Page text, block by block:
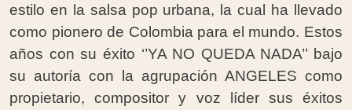
estilo en la salsa pop urbana, la cual ha llevado
como pionero de Colombia para el mundo. Estos
años con su éxito ‘’YA NO QUEDA NADA’’ bajo
su autoría con la agrupación ANGELES como
propietario, compositor y voz líder sus éxitos